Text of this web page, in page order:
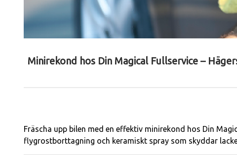
Minirekond hos Din Magical Fullservice –
Fräscha upp bilen med en effektiv minirekond hos Din
flygrostborttagning och keramiskt spray som skyddar